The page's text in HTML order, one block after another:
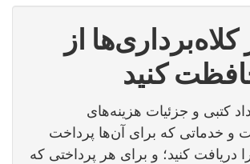
کلاه‌برداری‌ها از
کنید
کتبی و جزئیات هزینه‌های
و خدماتی که برای آن‌ها پرداخت
دریافت کنید؛ و برای هر پرداختی که